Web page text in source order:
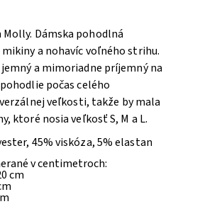
Molly. Dámska pohodlná
a nohavíc voľného strihu.
a mimoriadne príjemný na
počas celého
veľkosti, takže by mala
ktoré nosia veľkosť S, M a L.
45% viskóza, 5% elastan
v centimetroch:
cm